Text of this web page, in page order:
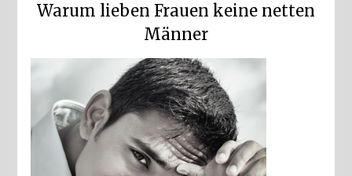
Warum lieben Frauen keine netten
Männer